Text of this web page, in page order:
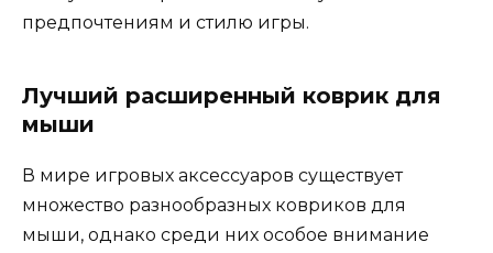
предпочтениям и стилю игры.
Лучший расширенный коврик для
мыши
В мире игровых аксессуаров существует
множество разнообразных ковриков для
мыши, однако среди них особое внимание